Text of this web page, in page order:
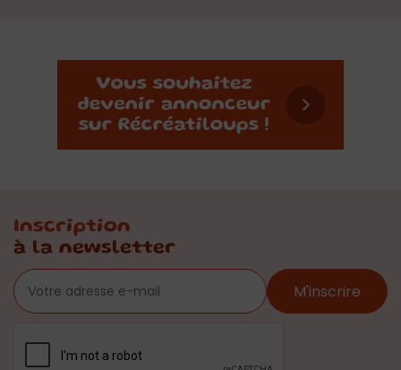
Inscription
à la newsletter
M'inscrire